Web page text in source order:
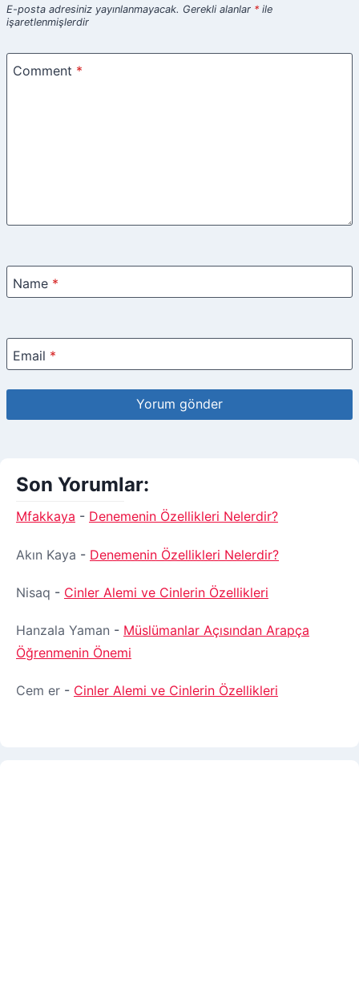
E-posta adresiniz yayınlanmayacak. Gerekli alanlar *ile
işaretlenmişlerdir
Comment *
Name *
Email *
Son Yorumlar:
Mfakkaya - Denemenin Özellikleri Nelerdir?
Akın Kaya - Denemenin Özellikleri Nelerdir?
Nisaq - Cinler Alemi ve Cinlerin Özellikleri
Hanzala Yaman - Müslümanlar Açısından Arapça
Öğrenmenin Önemi
Cem er - Cinler Alemi ve Cinlerin Özellikleri